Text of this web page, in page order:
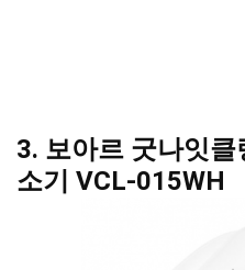
3. 보아르 굿나잇클
소기 VCL-015WH